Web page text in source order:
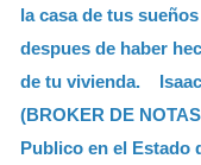
la casa de tus
despues de haber
de tu vivienda.
(BROKER DE
Publico en el Estado